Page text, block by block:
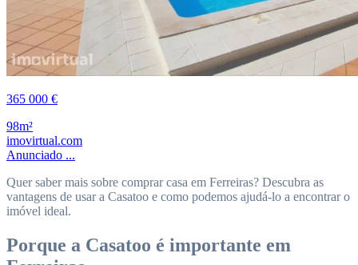
365 000 €
98m²
imovirtual.com
Anunciado ...
Quer saber mais sobre comprar casa em Ferreiras? Descubra as
vantagens de usar a Casatoo e como podemos ajudá-lo a encontrar o
imóvel ideal.
Porque a Casatoo é importante em